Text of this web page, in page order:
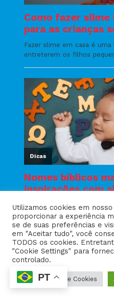
Utilizamos cookies em
proporcionar a experiência
se de suas preferências e
em "Aceitar tudo", você
TODOS os cookies.
"Cookie Settings" para
controlado.
Configurações de Cookies
PT